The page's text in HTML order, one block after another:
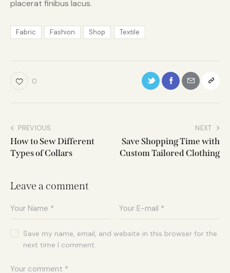
placerat finibus lacus.
Fabric Fashion Shop Textile
0
PREVIOUS
How to Sew Different
Types of Collars
NEXT
Save Shopping Time with
Custom Tailored Clothing
Leave a comment
Save my name, email, and website in this browser for the
next time I comment.